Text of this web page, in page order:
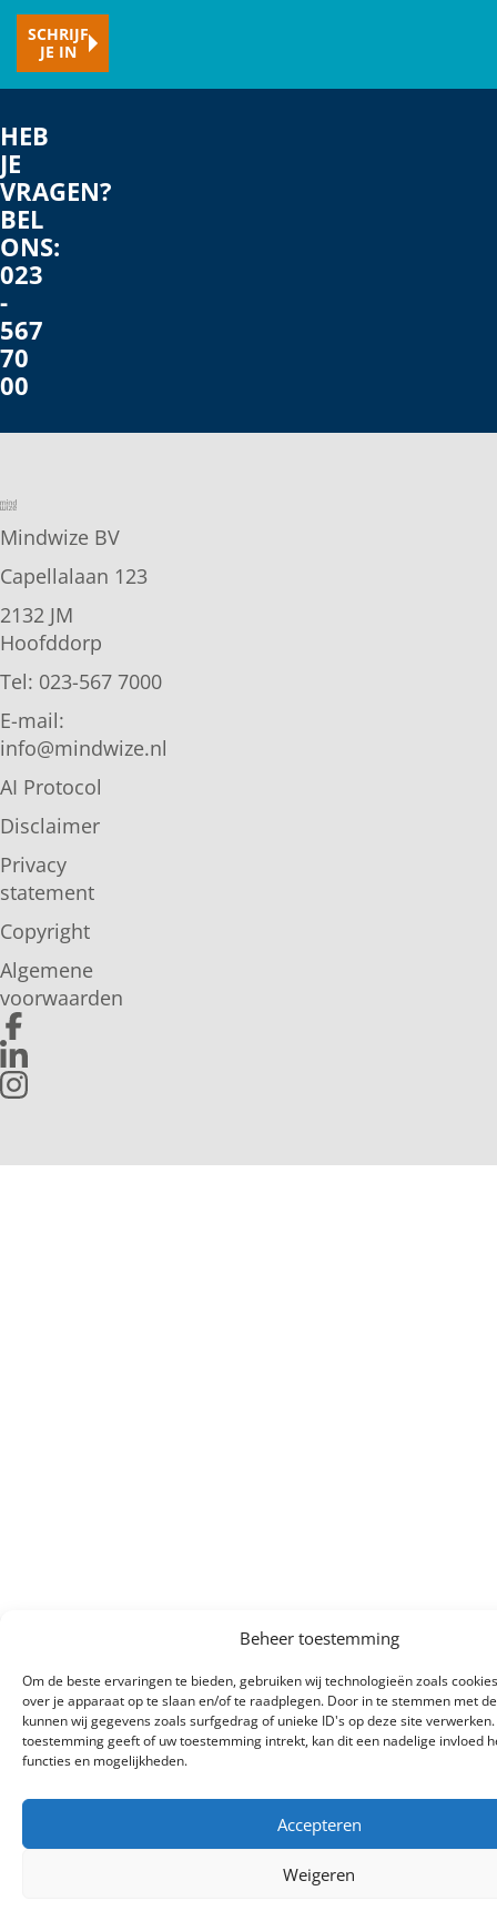
Beheer toestemming
Om de beste ervaringen te bieden, gebruiken wij technologieën zoals
over je apparaat op te slaan en/of te raadplegen. Door in te stemmen met
kunnen wij gegevens zoals surfgedrag of unieke ID's op deze site
toestemming geeft of uw toestemming intrekt, kan dit een nadelige invloed
functies en mogelijkheden.
Accepteren
Weigeren
je
e-
mailadres
SCHRIJF
JE IN
HEB
JE
VRAGEN?
BEL
ONS:
023
-
567
70
00
Mindwize BV
Capellalaan 123
2132 JM
Hoofddorp
Tel: 023-567 7000
E-mail:
info@mindwize.nl
AI Protocol
Disclaimer
Privacy
statement
Copyright
Algemene
voorwaarden